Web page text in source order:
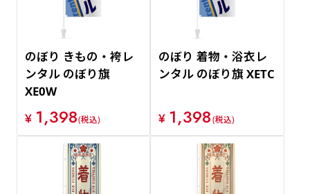
のぼり きもの・袴レ
ンタル のぼり旗
XE0W
¥ 1,398(税込)
のぼり 着物・浴衣レ
ンタル のぼり旗 XETC
¥ 1,398(税込)